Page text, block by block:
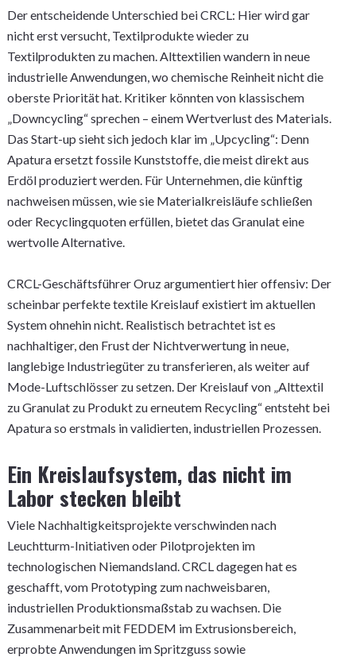
Der entscheidende Unterschied bei CRCL: Hier wird gar
nicht erst versucht, Textilprodukte wieder zu
Textilprodukten zu machen. Alttextilien wandern in neue
industrielle Anwendungen, wo chemische Reinheit nicht die
oberste Priorität hat. Kritiker könnten von klassischem
„Downcycling“ sprechen – einem Wertverlust des Materials.
Das Start-up sieht sich jedoch klar im „Upcycling“: Denn
Apatura ersetzt fossile Kunststoffe, die meist direkt aus
Erdöl produziert werden. Für Unternehmen, die künftig
nachweisen müssen, wie sie Materialkreisläufe schließen
oder Recyclingquoten erfüllen, bietet das Granulat eine
wertvolle Alternative.
CRCL-Geschäftsführer Oruz argumentiert hier offensiv: Der
scheinbar perfekte textile Kreislauf existiert im aktuellen
System ohnehin nicht. Realistisch betrachtet ist es
nachhaltiger, den Frust der Nichtverwertung in neue,
langlebige Industriegüter zu transferieren, als weiter auf
Mode-Luftschlösser zu setzen. Der Kreislauf von „Alttextil
zu Granulat zu Produkt zu erneutem Recycling“ entsteht bei
Apatura so erstmals in validierten, industriellen Prozessen.
Ein Kreislaufsystem, das nicht im
Labor stecken bleibt
Viele Nachhaltigkeitsprojekte verschwinden nach
Leuchtturm-Initiativen oder Pilotprojekten im
technologischen Niemandsland. CRCL dagegen hat es
geschafft, vom Prototyping zum nachweisbaren,
industriellen Produktionsmaßstab zu wachsen. Die
Zusammenarbeit mit FEDDEM im Extrusionsbereich,
erprobte Anwendungen im Spritzguss sowie